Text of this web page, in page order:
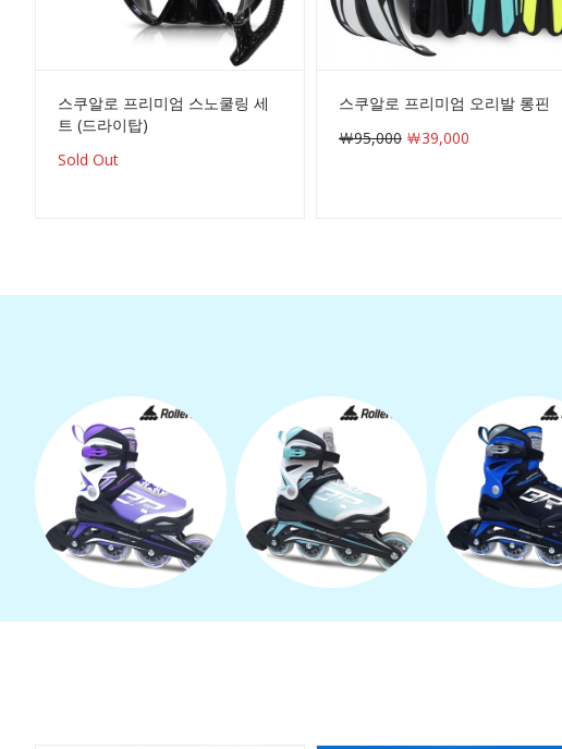
스쿠알로 프리미엄 스노쿨링 세
트 (드라이탑)
Sold Out
스쿠알로 프리미엄 오리발 롱핀
￦95,000 ￦39,000